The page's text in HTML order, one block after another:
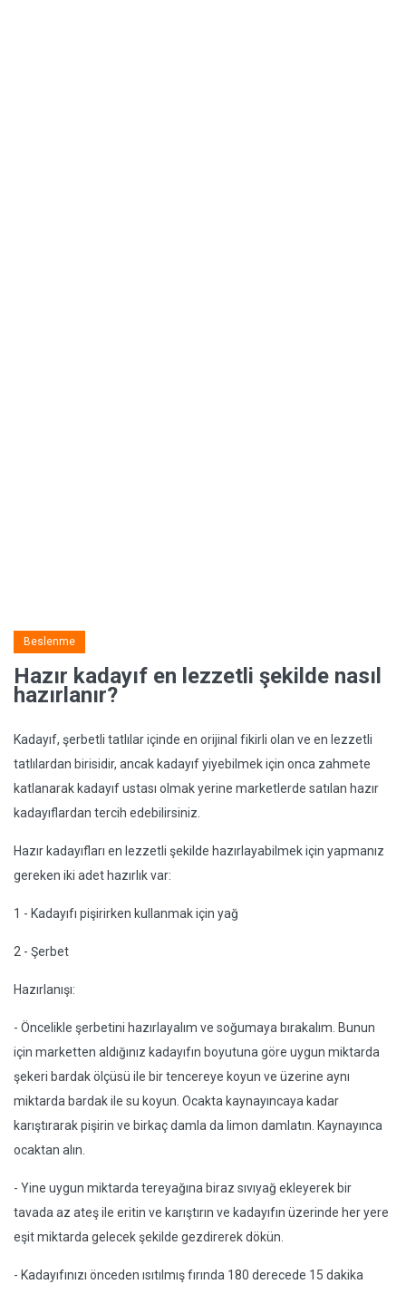
Beslenme
Hazır kadayıf en lezzetli şekilde nasıl
hazırlanır?
Kadayıf, şerbetli tatlılar içinde en orijinal fikirli olan ve en lezzetli
tatlılardan birisidir, ancak kadayıf yiyebilmek için onca zahmete
katlanarak kadayıf ustası olmak yerine marketlerde satılan hazır
kadayıflardan tercih edebilirsiniz.
Hazır kadayıfları en lezzetli şekilde hazırlayabilmek için yapmanız
gereken iki adet hazırlık var:
1 - Kadayıfı pişirirken kullanmak için yağ
2 - Şerbet
Hazırlanışı:
- Öncelikle şerbetini hazırlayalım ve soğumaya bırakalım. Bunun
için marketten aldığınız kadayıfın boyutuna göre uygun miktarda
şekeri bardak ölçüsü ile bir tencereye koyun ve üzerine aynı
miktarda bardak ile su koyun. Ocakta kaynayıncaya kadar
karıştırarak pişirin ve birkaç damla da limon damlatın. Kaynayınca
ocaktan alın.
- Yine uygun miktarda tereyağına biraz sıvıyağ ekleyerek bir
tavada az ateş ile eritin ve karıştırın ve kadayıfın üzerinde her yere
eşit miktarda gelecek şekilde gezdirerek dökün.
- Kadayıfınızı önceden ısıtılmış fırında 180 derecede 15 dakika